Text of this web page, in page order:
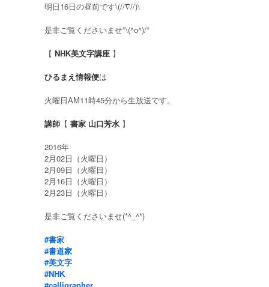
明日16日の昼前です\(//∇//)\
是非ご覧くださいませ*\(^o^)/*
【 NHK美文字講座 】
ひるまえ情報便は
火曜日AM11時45分から生放送です。
講師 【 書家 山口芳水 】
2016年
2月02日（火曜日）
2月09日（火曜日）
2月16日（火曜日）
2月23日（火曜日）
是非ご覧くださいませ(*^_^*)
#書家
#書道家
#美文字
#NHK